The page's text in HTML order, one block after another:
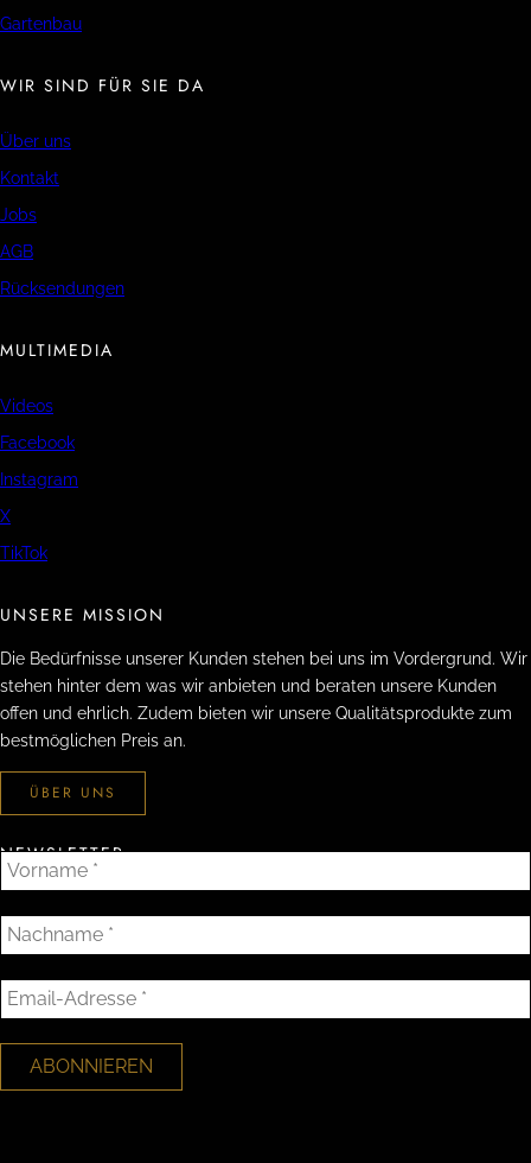
Gartenbau
WIR SIND FÜR SIE DA
Über uns
Kontakt
Jobs
AGB
Rücksendungen
MULTIMEDIA
Videos
Facebook
Instagram
X
TikTok
UNSERE MISSION
Die Bedürfnisse unserer Kunden stehen bei uns im Vordergrund. Wir
stehen hinter dem was wir anbieten und beraten unsere Kunden
offen und ehrlich. Zudem bieten wir unsere Qualitätsprodukte zum
bestmöglichen Preis an.
ÜBER UNS
NEWSLETTER
V
o
r
n
m
e
*
N
a
c
h
E
m
a
l